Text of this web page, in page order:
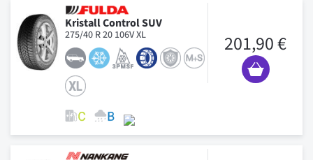
Kristall Control SUV
275/40 R 20 106V XL 201,90 €